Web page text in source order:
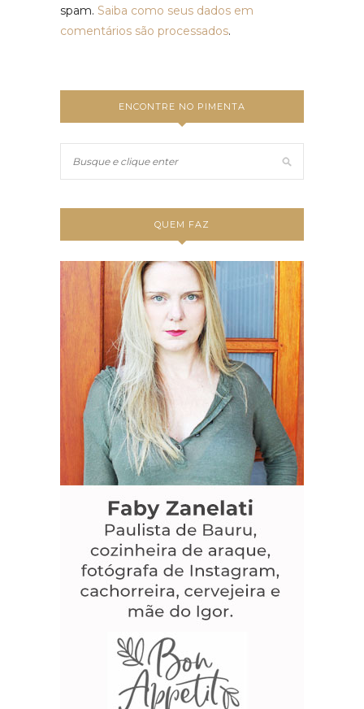
spam. Saiba como seus dados em
comentários são processados.
ENCONTRE NO PIMENTA
QUEM FAZ